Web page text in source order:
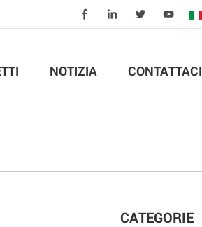
NOTIZIA CONTATTACI
CATEGORIE